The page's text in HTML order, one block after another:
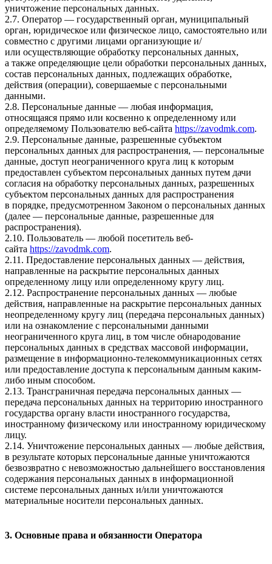
уничтожение персональных данных.
2.7. Оператор — государственный орган, муниципальный
орган, юридическое или физическое лицо, самостоятельно или
совместно с другими лицами организующие и/
или осуществляющие обработку персональных данных,
а также определяющие цели обработки персональных данных,
состав персональных данных, подлежащих обработке,
действия (операции), совершаемые с персональными
данными.
2.8. Персональные данные — любая информация,
относящаяся прямо или косвенно к определенному или
определяемому Пользователю веб-сайта https://zavodmk.com.
2.9. Персональные данные, разрешенные субъектом
персональных данных для распространения, — персональные
данные, доступ неограниченного круга лиц к которым
предоставлен субъектом персональных данных путем дачи
согласия на обработку персональных данных, разрешенных
субъектом персональных данных для распространения
в порядке, предусмотренном Законом о персональных данных
(далее — персональные данные, разрешенные для
распространения).
2.10. Пользователь — любой посетитель веб-
сайта https://zavodmk.com.
2.11. Предоставление персональных данных — действия,
направленные на раскрытие персональных данных
определенному лицу или определенному кругу лиц.
2.12. Распространение персональных данных — любые
действия, направленные на раскрытие персональных данных
неопределенному кругу лиц (передача персональных данных)
или на ознакомление с персональными данными
неограниченного круга лиц, в том числе обнародование
персональных данных в средствах массовой информации,
размещение в информационно-телекоммуникационных сетях
или предоставление доступа к персональным данным каким-
либо иным способом.
2.13. Трансграничная передача персональных данных —
передача персональных данных на территорию иностранного
государства органу власти иностранного государства,
иностранному физическому или иностранному юридическому
лицу.
2.14. Уничтожение персональных данных — любые действия,
в результате которых персональные данные уничтожаются
безвозвратно с невозможностью дальнейшего восстановления
содержания персональных данных в информационной
системе персональных данных и/или уничтожаются
материальные носители персональных данных.
3. Основные права и обязанности Оператора